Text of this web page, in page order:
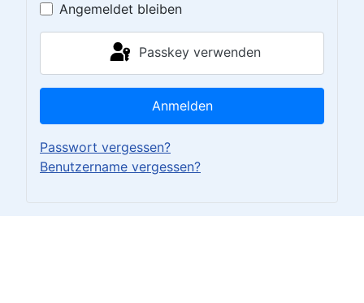
Angemeldet bleiben
Passkey verwenden
Anmelden
Passwort vergessen?
Benutzername vergessen?